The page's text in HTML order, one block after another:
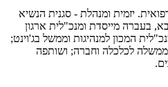
יזמית ומנהלת - סגנית הנשיא
בעברה מייסדת ומנכ"לית ארגון
המכון למנהיגות וממשל בג'וינט;
לכלכלה וחברה; ושותפה